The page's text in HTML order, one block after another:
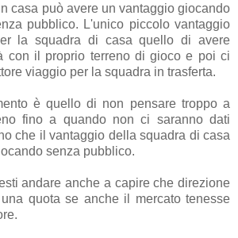
casa può avere un vantaggio giocando
pubblico. L'unico piccolo vantaggio
la squadra di casa quello di avere
con il proprio terreno di gioco e poi ci
viaggio per la squadra in trasferta.
è quello di non pensare troppo a
fino a quando non ci saranno dati
che il vantaggio della squadra di casa
senza pubblico.
andare anche a capire che direzione
quota se anche il mercato tenesse